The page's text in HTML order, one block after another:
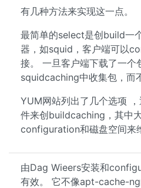
有几种方法来实现这一点。
最简单的select是创build一
器，如squid，客户端可以
接。 一旦客户端下载了一个
squidcaching中收集包，而
YUM网站列出了几个选项
件来创buildcaching，其中
configuration和磁盘空间来
由Dag Wieers安装和
有效。 它不像apt-cache-